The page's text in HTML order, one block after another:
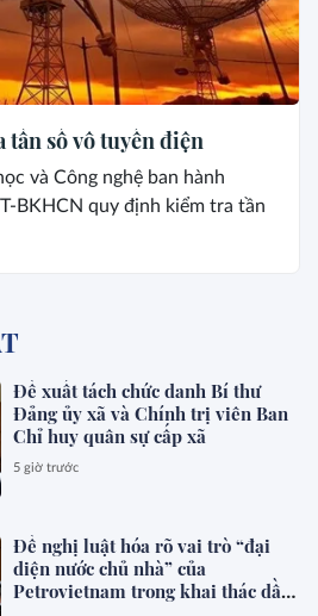
số vô tuyến điện
và Công nghệ ban hành
BKHCN quy định kiểm tra tần
Đề xuất tách chức danh Bí thư
Đảng ủy xã và Chính trị viên Ban
Chỉ huy quân sự cấp xã
5 giờ trước
Đề nghị luật hóa rõ vai trò “đại
diện nước chủ nhà” của
Petrovietnam trong khai thác dầu